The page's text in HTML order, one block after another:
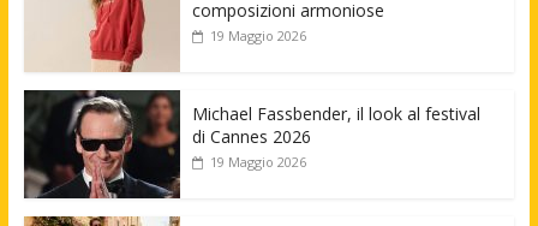
composizioni armoniose
19 Maggio 2026
Michael Fassbender, il look al festival
di Cannes 2026
19 Maggio 2026